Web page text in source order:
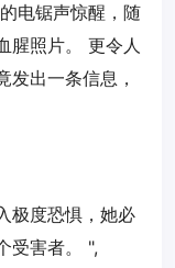
电锯声惊醒，随
腥照片。 更令人
发出一条信息，
极度恐惧，她必
受害者。 ",